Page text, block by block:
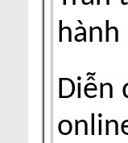
hành
Diễn